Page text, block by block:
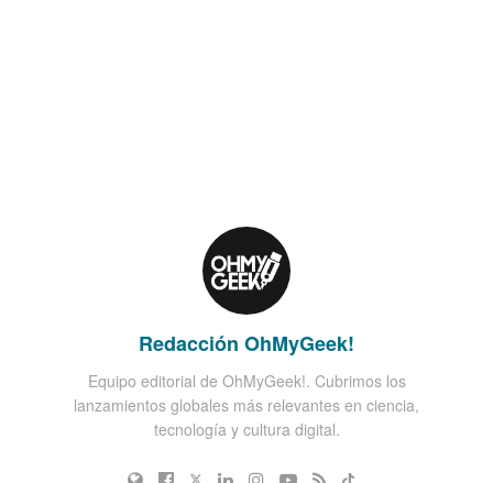
Redacción OhMyGeek!
Equipo editorial de OhMyGeek!. Cubrimos los
lanzamientos globales más relevantes en ciencia,
tecnología y cultura digital.